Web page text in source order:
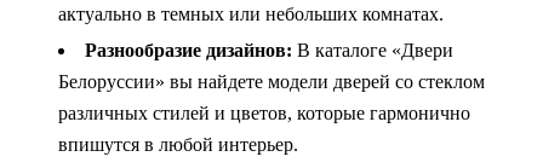
актуально в темных или небольших комнатах.
Разнообразие дизайнов: В каталоге «Двери
Белоруссии» вы найдете модели дверей со стеклом
различных стилей и цветов, которые гармонично
впишутся в любой интерьер.